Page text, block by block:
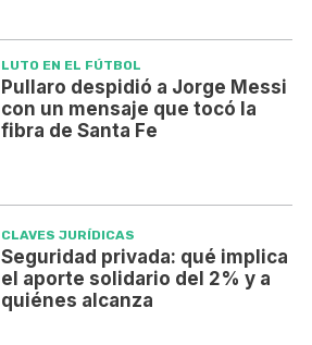
LUTO EN EL FÚTBOL
Pullaro despidió a Jorge Messi
con un mensaje que tocó la
fibra de Santa Fe
CLAVES JURÍDICAS
Seguridad privada: qué implica
el aporte solidario del 2% y a
quiénes alcanza